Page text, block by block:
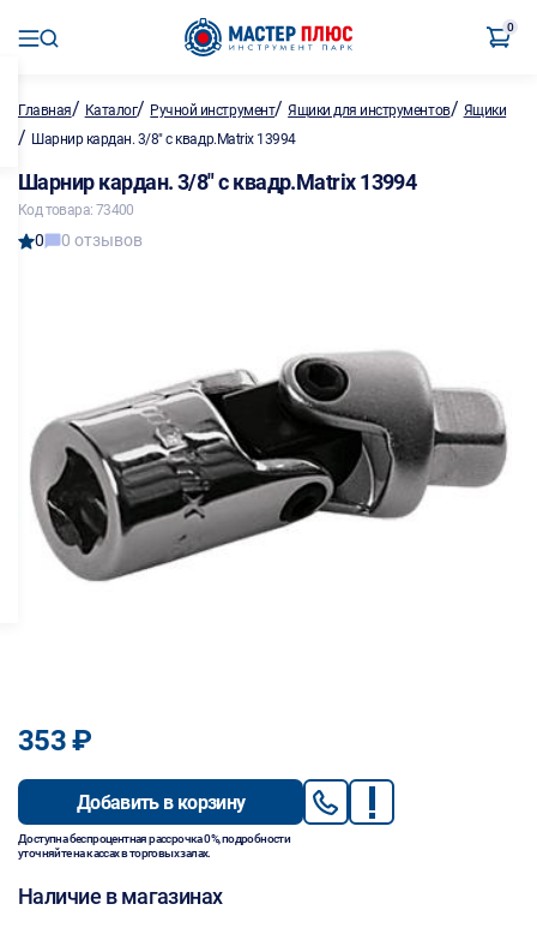
0
Главная/ Каталог/ Ручной инструмент/Ящики для инструментов/ Ящики
/ Шарнир кардан. 3/8" с квадр.Matrix 13994
Шарнир кардан. 3/8" с квадр.Matrix 13994
Код товара: 73400
0 0 отзывов
353 ₽
Добавить в корзину
Доступна беспроцентная рассрочка 0%, подробности
уточняйте на кассах в торговых залах.
Наличие в магазинах